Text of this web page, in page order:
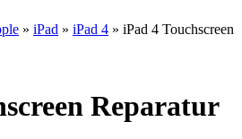
» iPad » iPad 4 » iPad 4 Touchscreen
Reparatur